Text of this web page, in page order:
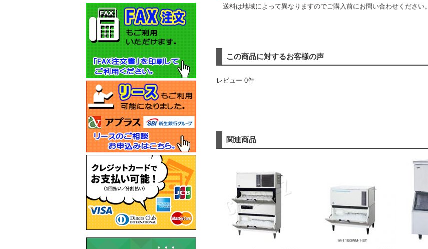
送料は地域によって異なりますのでご購入前にお問い合わせください。
この商品に対するお客様の声
レビュー 0件
関連商品